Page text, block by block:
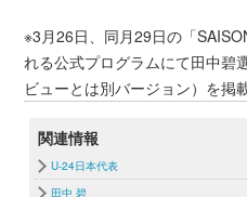
※3月26日、同月29日の「
れる公式プログラムにて田中碧
ビューとは別バージョン）を掲
関連情報
U-24日本代表
田中 碧